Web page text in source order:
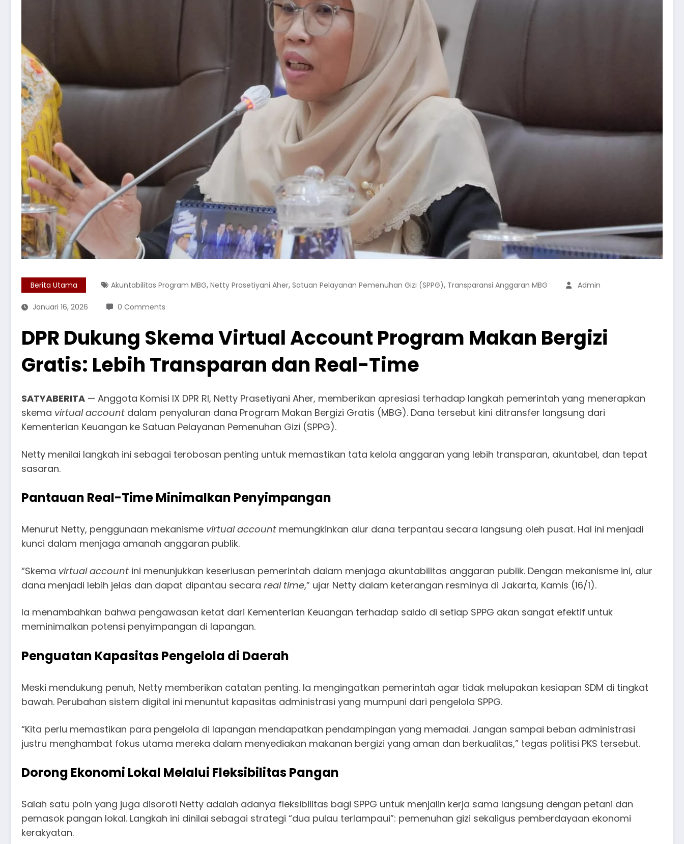
Berita Utama Akuntabilitas Program MBG, Netty Prasetiyani Aher, Satuan Pelayanan Pemenuhan Gizi (SPPG), Transparansi Anggaran MBG Admin
Januari 16, 2026 0 Comments
DPR Dukung Skema Virtual Account Program Makan Bergizi
Gratis: Lebih Transparan dan Real-Time
SATYABERITA — Anggota Komisi IX DPR RI, Netty Prasetiyani Aher, memberikan apresiasi terhadap langkah pemerintah yang menerapkan
skema virtual account dalam penyaluran dana Program Makan Bergizi Gratis (MBG). Dana tersebut kini ditransfer langsung dari
Kementerian Keuangan ke Satuan Pelayanan Pemenuhan Gizi (SPPG).
Netty menilai langkah ini sebagai terobosan penting untuk memastikan tata kelola anggaran yang lebih transparan, akuntabel, dan tepat
sasaran.
Pantauan Real-Time Minimalkan Penyimpangan
Menurut Netty, penggunaan mekanisme virtual account memungkinkan alur dana terpantau secara langsung oleh pusat. Hal ini menjadi
kunci dalam menjaga amanah anggaran publik.
“Skema virtual account ini menunjukkan keseriusan pemerintah dalam menjaga akuntabilitas anggaran publik. Dengan mekanisme ini, alur
dana menjadi lebih jelas dan dapat dipantau secara real time,” ujar Netty dalam keterangan resminya di Jakarta, Kamis (16/1).
Ia menambahkan bahwa pengawasan ketat dari Kementerian Keuangan terhadap saldo di setiap SPPG akan sangat efektif untuk
meminimalkan potensi penyimpangan di lapangan.
Penguatan Kapasitas Pengelola di Daerah
Meski mendukung penuh, Netty memberikan catatan penting. Ia mengingatkan pemerintah agar tidak melupakan kesiapan SDM di tingkat
bawah. Perubahan sistem digital ini menuntut kapasitas administrasi yang mumpuni dari pengelola SPPG.
“Kita perlu memastikan para pengelola di lapangan mendapatkan pendampingan yang memadai. Jangan sampai beban administrasi
justru menghambat fokus utama mereka dalam menyediakan makanan bergizi yang aman dan berkualitas,” tegas politisi PKS tersebut.
Dorong Ekonomi Lokal Melalui Fleksibilitas Pangan
Salah satu poin yang juga disoroti Netty adalah adanya fleksibilitas bagi SPPG untuk menjalin kerja sama langsung dengan petani dan
pemasok pangan lokal. Langkah ini dinilai sebagai strategi “dua pulau terlampaui”: pemenuhan gizi sekaligus pemberdayaan ekonomi
kerakyatan.